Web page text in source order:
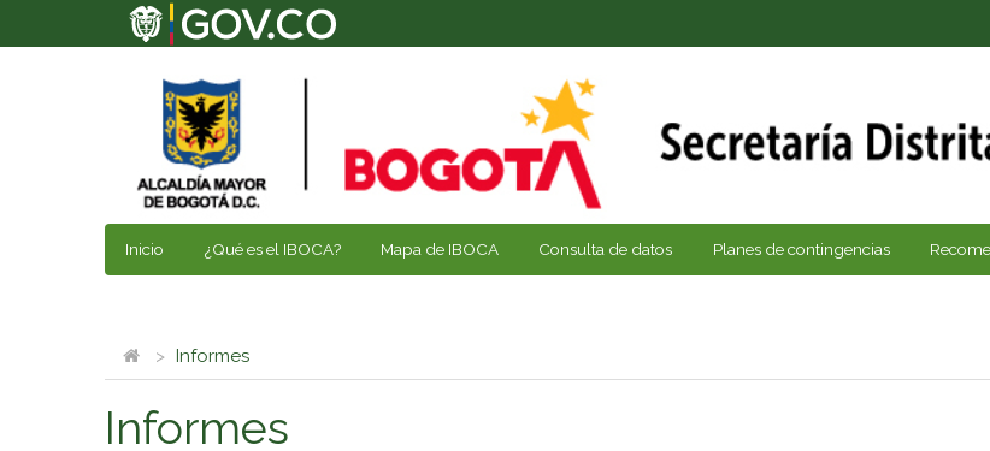
Inicio ¿Qué es el IBOCA? Mapa de IBOCA Consulta de datos Planes de contingencias
Informes
Informes